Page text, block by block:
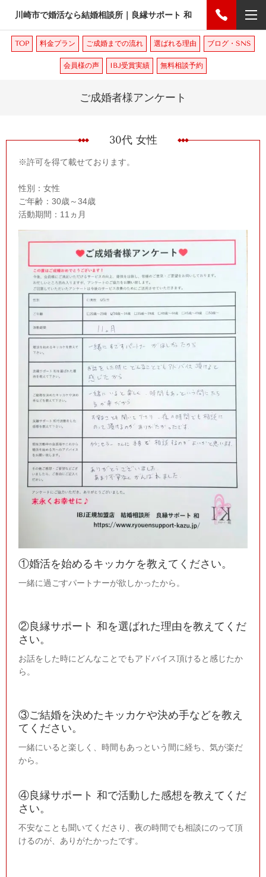
川崎市で婚活なら結婚相談所｜良縁サポート 和
TOP 料金プラン ご成婚までの流れ 選ばれる理由 ブログ・SNS
会員様の声 IBJ受賞実績 無料相談予約
ご成婚者様アンケート
30代 女性
※許可を得て載せております。
性別：女性
ご年齢：30歳～34歳
活動期間：11ヵ月
①婚活を始めるキッカケを教えてください。
一緒に過ごすパートナーが欲しかったから。
②良縁サポート 和を選ばれた理由を教えてくだ
さい。
お話をした時にどんなことでもアドバイス頂けると感じたか
ら。
③ご結婚を決めたキッカケや決め手などを教え
てください。
一緒にいると楽しく、時間もあっという間に経ち、気が楽だ
から。
④良縁サポート 和で活動した感想を教えてくだ
さい。
不安なことも聞いてくださり、夜の時間でも相談にのって頂
けるのが、ありがたかったです。